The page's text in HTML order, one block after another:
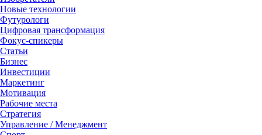
Новые технологии
Футурологи
Цифровая трансформация
Фокус-спикеры
Статьи
Бизнес
Инвестиции
Маркетинг
Мотивация
Рабочие места
Стратегия
Управление / Менеджмент